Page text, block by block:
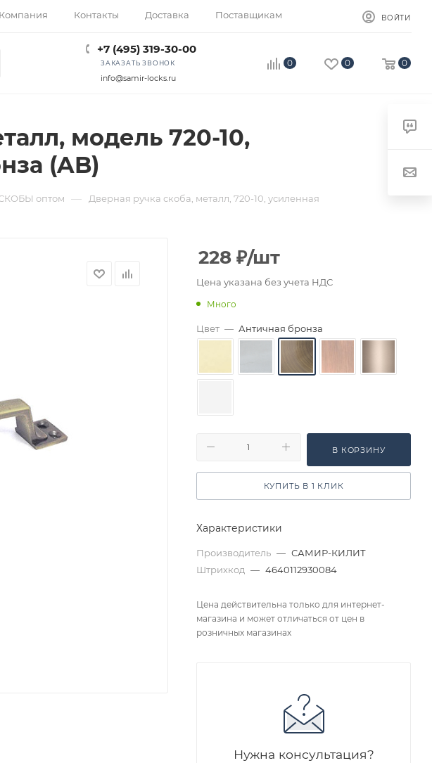
Компания Контакты Доставка Поставщикам ВОЙТИ
+7 (495) 319-30-00
ЗАКАЗАТЬ ЗВОНОК
info@samir-locks.ru
0 0 0
модель 720-10,
(AB)
оптом — Дверная ручка скоба, металл, 720-10, усиленная
228 ₽/шт
Цена указана без учета НДС
Много
Цвет — Античная бронза
В КОРЗИНУ
КУПИТЬ В 1 КЛИК
Характеристики
Производитель — САМИР-КИЛИТ
Штрихкод — 4640112930084
Цена действительна только для интернет-
магазина и может отличаться от цен в
розничных магазинах
Нужна консультация?